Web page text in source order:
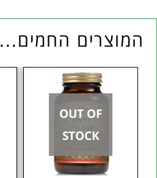
המוצרים החמים...
OUT OF
STOCK